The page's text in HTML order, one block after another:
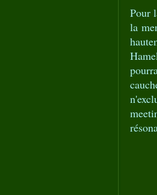
Pour
la